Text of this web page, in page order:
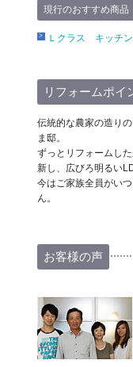
現行のおすすめ商品
Ｌクラス キッチン
リフォームポイ
伝統的な農家の造り
ま邸。
ずっとリフォームし
新し、広びろ明るい
今はご家族全員がい
ん。
お客様の声